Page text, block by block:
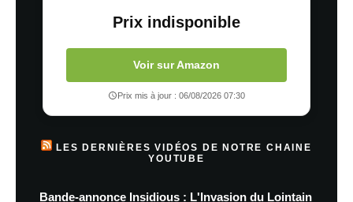
Prix indisponible
Voir sur Amazon
Prix mis à jour : 06/08/2026 07:30
LES DERNIÈRES VIDÉOS DE NOTRE CHAINE
YOUTUBE
Bande-annonce Insidious : L'Invasion du Lointain